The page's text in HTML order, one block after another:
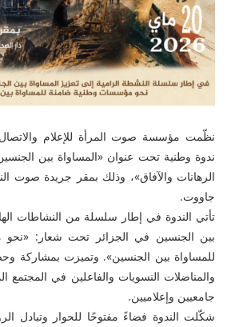
ندوة وطنية تحت عنوان «المساواة بين
الرهانات والآفاق»، وذلك بمقر جريدة صوت
جاووت.
تأتي الندوة في إطار سلسلة من النشاطات
بين الجنسين في الجزائر تحت شعار:
للمساواة بين الجنسين». وتميزت بمشاركة
والمناضلات النسويات والفاعلين في المجتمع
جامعيين وإعلاميين.
شكّلت الندوة فضاءً مفتوحًا للحوار وتبادل